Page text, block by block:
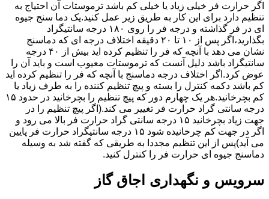
اگر حرارت فر خیلی زیاد یا خیلی کم باشد ترموستات آن احتیاج به
تنظیم دارد برای این کار به طریق زیر عمل کنید.یک دما سنج جیوه
ای در فر گذاشته و درجه فر را روی ۱۸۰ درجه سانتیگراد
بگذارید،اگر پس از ۱۰ تا ۲۰ دقیقه اختلاف درجه ای که دماسنج
نشان می دهد با آنچه که فر را تنظیم کرده اید بیش از ۴۰ درجه
سانتیگراد باشد دلیل آنست که ترموستات معیوب است و باید آن را
عوض کرد.اگر اختلاف درجه دماسنج با آنچه که فر را تنظیم کرده اید
کم باشد دکمه کنترل را بسته و پیچ تنظیم کننده را به طرف زیاد یا
کم بچرخانید.هر یک چهارم دور که پیچ تنظیم را بچرخانید در حدود ۱۵
درجه سانتی گراد حرارت فر تغییر می کند.(اگر پیچ تنظیم را در
جهت زیاد بچرخانید ۱۵ درجه سانتی گراد حرارت فر بالا می رود و
اگر در جهت کم چرخانیده شود ۱۵ درجه سانتیگراد حرارت فر پایین
می آید)پس از این تنظیم مجددا به طریقی که گفته شد به وسیله
دماسنج جیوه ای حرارت فر را کنترل کنید.
سرویس و نگهداری اجاق گاز